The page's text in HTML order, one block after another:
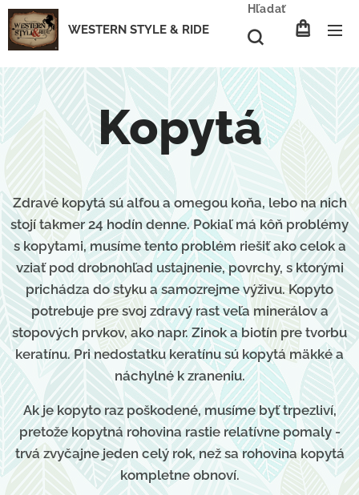
WESTERN STYLE & RIDE
Hľadať
Kopytá
Zdravé kopytá sú alfou a omegou koňa, lebo na nich
stojí takmer 24 hodín denne. Pokiaľ má kôň problémy
s kopytami, musíme tento problém riešiť ako celok a
vziať pod drobnohľad ustajnenie, povrchy, s ktorými
prichádza do styku a samozrejme výživu. Kopyto
potrebuje pre svoj zdravý rast veľa minerálov a
stopových prvkov, ako napr. Zinok a biotín pre tvorbu
keratínu. Pri nedostatku keratínu sú kopytá mäkké a
náchylné k zraneniu.
Ak je kopyto raz poškodené, musíme byť trpezliví,
pretože kopytná rohovina rastie relatívne pomaly -
trvá zvyčajne jeden celý rok, než sa rohovina kopytá
kompletne obnoví.